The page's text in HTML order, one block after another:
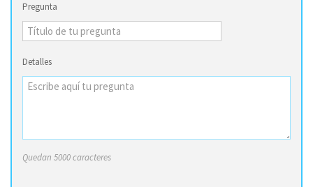
Pregunta
Detalles
Quedan 5000 caracteres